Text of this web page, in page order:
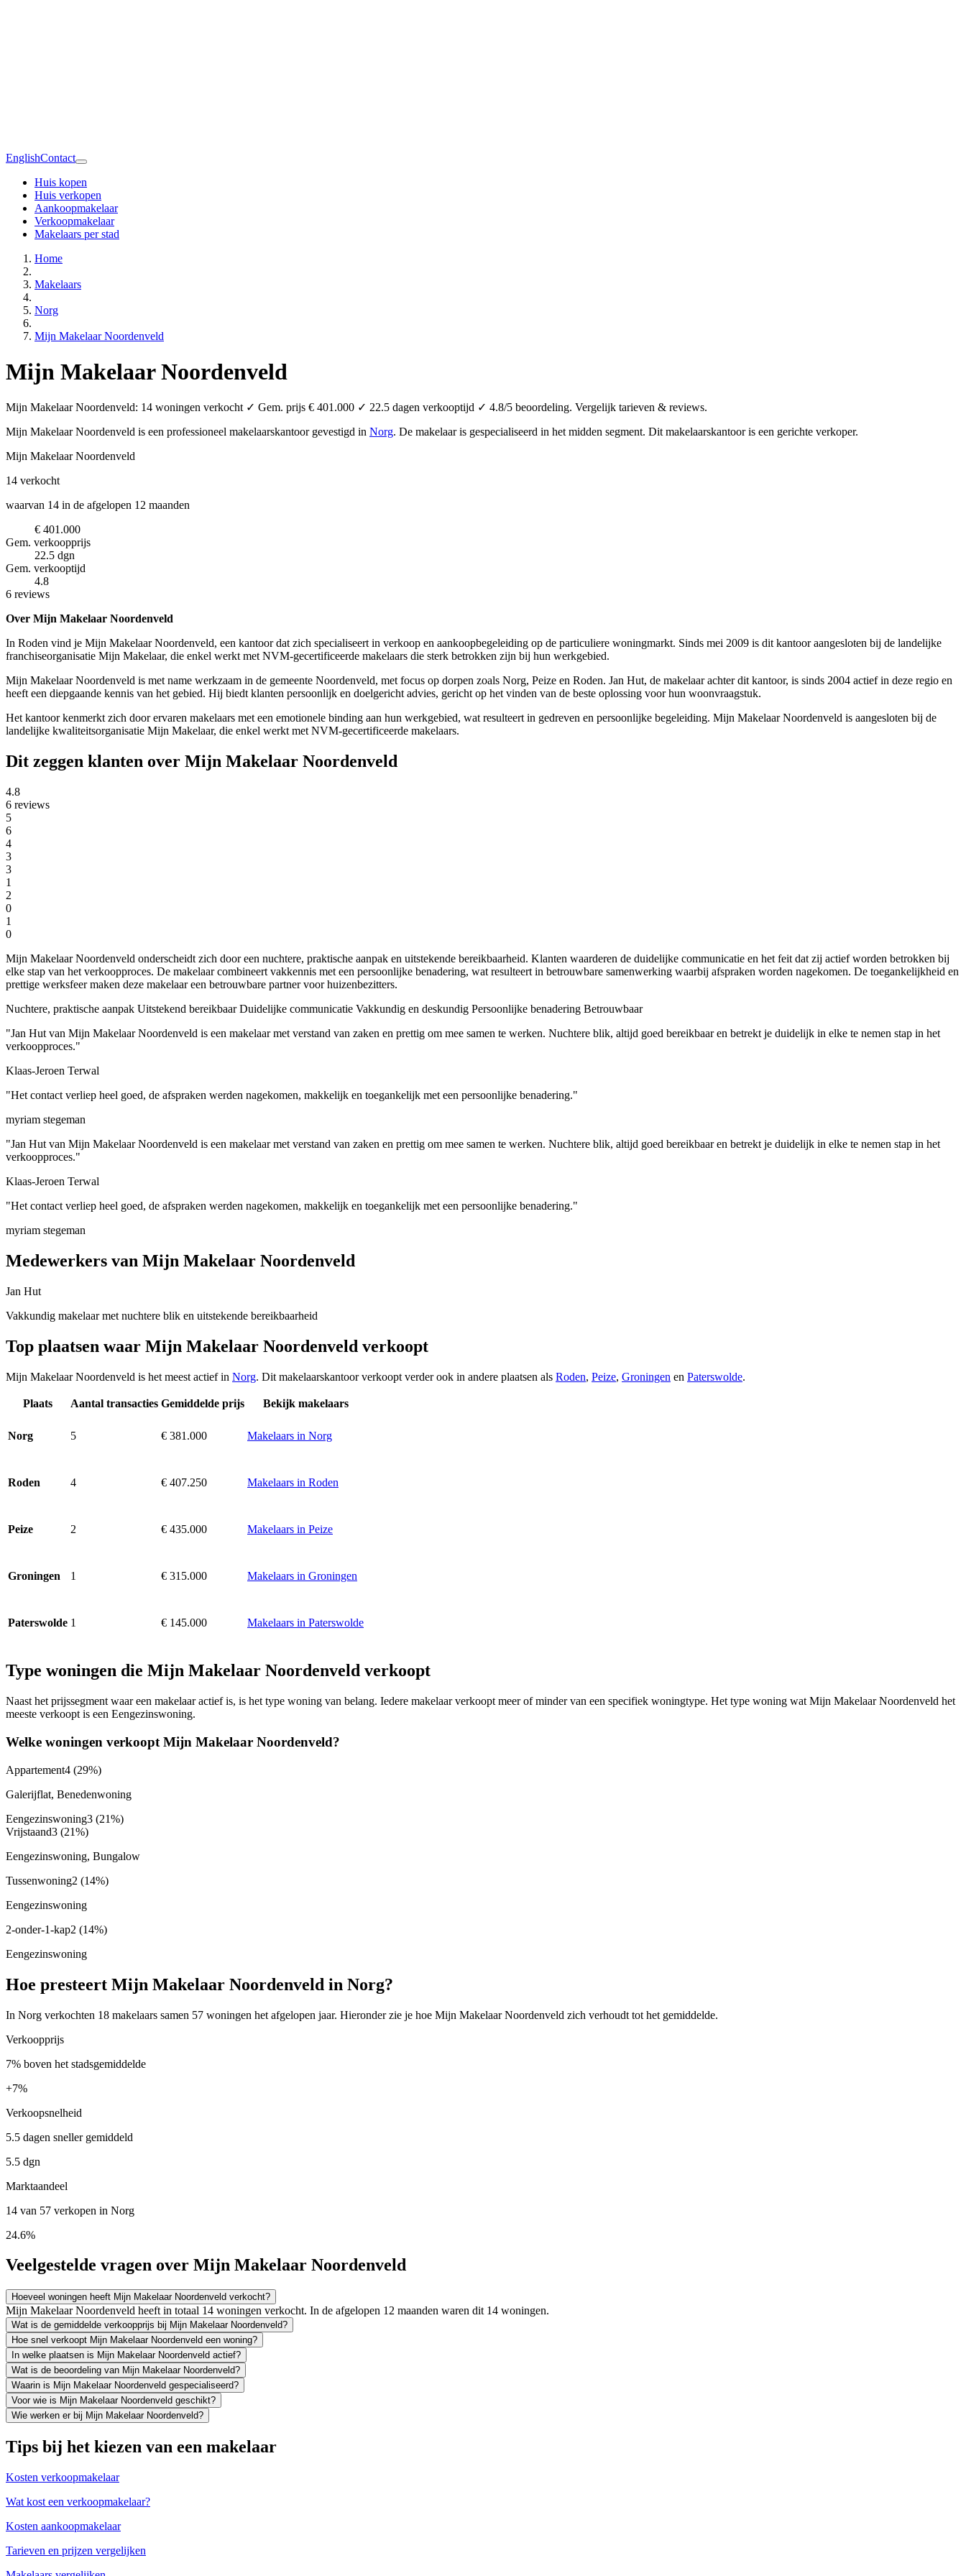
EnglishContact
Huis kopen
Huis verkopen
Aankoopmakelaar
Verkoopmakelaar
Makelaars per stad
Home
Makelaars
Norg
Mijn Makelaar Noordenveld
Mijn Makelaar Noordenveld
Mijn Makelaar Noordenveld: 14 woningen verkocht ✓ Gem. prijs € 401.000 ✓ 22.5 dagen verkooptijd ✓ 4.8/5 beoordeling. Vergelijk tarieven & reviews.
Mijn Makelaar Noordenveld is een professioneel makelaarskantoor gevestigd in Norg. De makelaar is gespecialiseerd in het midden segment. Dit makelaarskantoor is een gerichte verkoper.
Mijn Makelaar Noordenveld
14 verkocht
waarvan 14 in de afgelopen 12 maanden
€ 401.000
Gem. verkoopprijs
22.5 dgn
Gem. verkooptijd
4.8
6 reviews
Over Mijn Makelaar Noordenveld
In Roden vind je Mijn Makelaar Noordenveld, een kantoor dat zich specialiseert in verkoop en aankoopbegeleiding op de particuliere woningmarkt. Sinds mei 2009 is dit kantoor aangesloten bij de landelijke
franchiseorganisatie Mijn Makelaar, die enkel werkt met NVM-gecertificeerde makelaars die sterk betrokken zijn bij hun werkgebied.
Mijn Makelaar Noordenveld is met name werkzaam in de gemeente Noordenveld, met focus op dorpen zoals Norg, Peize en Roden. Jan Hut, de makelaar achter dit kantoor, is sinds 2004 actief in deze regio en
heeft een diepgaande kennis van het gebied. Hij biedt klanten persoonlijk en doelgericht advies, gericht op het vinden van de beste oplossing voor hun woonvraagstuk.
Het kantoor kenmerkt zich door ervaren makelaars met een emotionele binding aan hun werkgebied, wat resulteert in gedreven en persoonlijke begeleiding. Mijn Makelaar Noordenveld is aangesloten bij de
landelijke kwaliteitsorganisatie Mijn Makelaar, die enkel werkt met NVM-gecertificeerde makelaars.
Dit zeggen klanten over Mijn Makelaar Noordenveld
4.8
6 reviews
5
6
4
3
3
1
2
0
1
0
Mijn Makelaar Noordenveld onderscheidt zich door een nuchtere, praktische aanpak en uitstekende bereikbaarheid. Klanten waarderen de duidelijke communicatie en het feit dat zij actief worden betrokken bij
elke stap van het verkoopproces. De makelaar combineert vakkennis met een persoonlijke benadering, wat resulteert in betrouwbare samenwerking waarbij afspraken worden nagekomen. De toegankelijkheid en
prettige werksfeer maken deze makelaar een betrouwbare partner voor huizenbezitters.
Nuchtere, praktische aanpak Uitstekend bereikbaarDuidelijke communicatie Vakkundig en deskundig Persoonlijke benadering Betrouwbaar
"Jan Hut van Mijn Makelaar Noordenveld is een makelaar met verstand van zaken en prettig om mee samen te werken. Nuchtere blik, altijd goed bereikbaar en betrekt je duidelijk in elke te nemen stap in het
verkoopproces."
Klaas-Jeroen Terwal
"Het contact verliep heel goed, de afspraken werden nagekomen, makkelijk en toegankelijk met een persoonlijke benadering."
myriam stegeman
"Jan Hut van Mijn Makelaar Noordenveld is een makelaar met verstand van zaken en prettig om mee samen te werken. Nuchtere blik, altijd goed bereikbaar en betrekt je duidelijk in elke te nemen stap in het
verkoopproces."
Klaas-Jeroen Terwal
"Het contact verliep heel goed, de afspraken werden nagekomen, makkelijk en toegankelijk met een persoonlijke benadering."
myriam stegeman
Medewerkers van Mijn Makelaar Noordenveld
Jan Hut
Vakkundig makelaar met nuchtere blik en uitstekende bereikbaarheid
Top plaatsen waar Mijn Makelaar Noordenveld verkoopt
Mijn Makelaar Noordenveld is het meest actief in Norg. Dit makelaarskantoor verkoopt verder ook in andere plaatsen als Roden, Peize, Groningen en Paterswolde.
Plaats Aantal transacties Gemiddelde prijs Bekijk makelaars
Norg 5 € 381.000 Makelaars in Norg
Roden 4 € 407.250 Makelaars in Roden
Peize 2 € 435.000 Makelaars in Peize
Groningen 1 € 315.000 Makelaars in Groningen
Paterswolde 1 € 145.000 Makelaars in Paterswolde
Type woningen die Mijn Makelaar Noordenveld verkoopt
Naast het prijssegment waar een makelaar actief is, is het type woning van belang. Iedere makelaar verkoopt meer of minder van een specifiek woningtype. Het type woning wat Mijn Makelaar Noordenveld het
meeste verkoopt is een Eengezinswoning.
Welke woningen verkoopt Mijn Makelaar Noordenveld?
Appartement4 (29%)
Galerijflat, Benedenwoning
Eengezinswoning3 (21%)
Vrijstaand3 (21%)
Eengezinswoning, Bungalow
Tussenwoning2 (14%)
Eengezinswoning
2-onder-1-kap2 (14%)
Eengezinswoning
Hoe presteert Mijn Makelaar Noordenveld in Norg?
In Norg verkochten 18 makelaars samen 57 woningen het afgelopen jaar. Hieronder zie je hoe Mijn Makelaar Noordenveld zich verhoudt tot het gemiddelde.
Verkoopprijs
7% boven het stadsgemiddelde
+7%
Verkoopsnelheid
5.5 dagen sneller gemiddeld
5.5 dgn
Marktaandeel
14 van 57 verkopen in Norg
24.6%
Veelgestelde vragen over Mijn Makelaar Noordenveld
Hoeveel woningen heeft Mijn Makelaar Noordenveld verkocht?
Mijn Makelaar Noordenveld heeft in totaal 14 woningen verkocht. In de afgelopen 12 maanden waren dit 14 woningen.
Wat is de gemiddelde verkoopprijs bij Mijn Makelaar Noordenveld?
Hoe snel verkoopt Mijn Makelaar Noordenveld een woning?
In welke plaatsen is Mijn Makelaar Noordenveld actief?
Wat is de beoordeling van Mijn Makelaar Noordenveld?
Waarin is Mijn Makelaar Noordenveld gespecialiseerd?
Voor wie is Mijn Makelaar Noordenveld geschikt?
Wie werken er bij Mijn Makelaar Noordenveld?
Tips bij het kiezen van een makelaar
Kosten verkoopmakelaar
Wat kost een verkoopmakelaar?
Kosten aankoopmakelaar
Tarieven en prijzen vergelijken